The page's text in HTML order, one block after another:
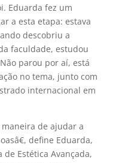
Eduarda fez um
a esta etapa: estava
descobriu a
faculdade, estudou
parou por aí­, está
no tema, junto com
internacional em
de ajudar a
define Eduarda,
Estética Avançada,